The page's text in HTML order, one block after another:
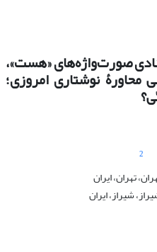
صورت‌واژه‌های «هست»،
نوشتاری امروزی؛
2
تهران، ایران
شیراز، ایران